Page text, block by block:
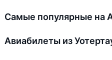
Самые популярные на
Авиабилеты из